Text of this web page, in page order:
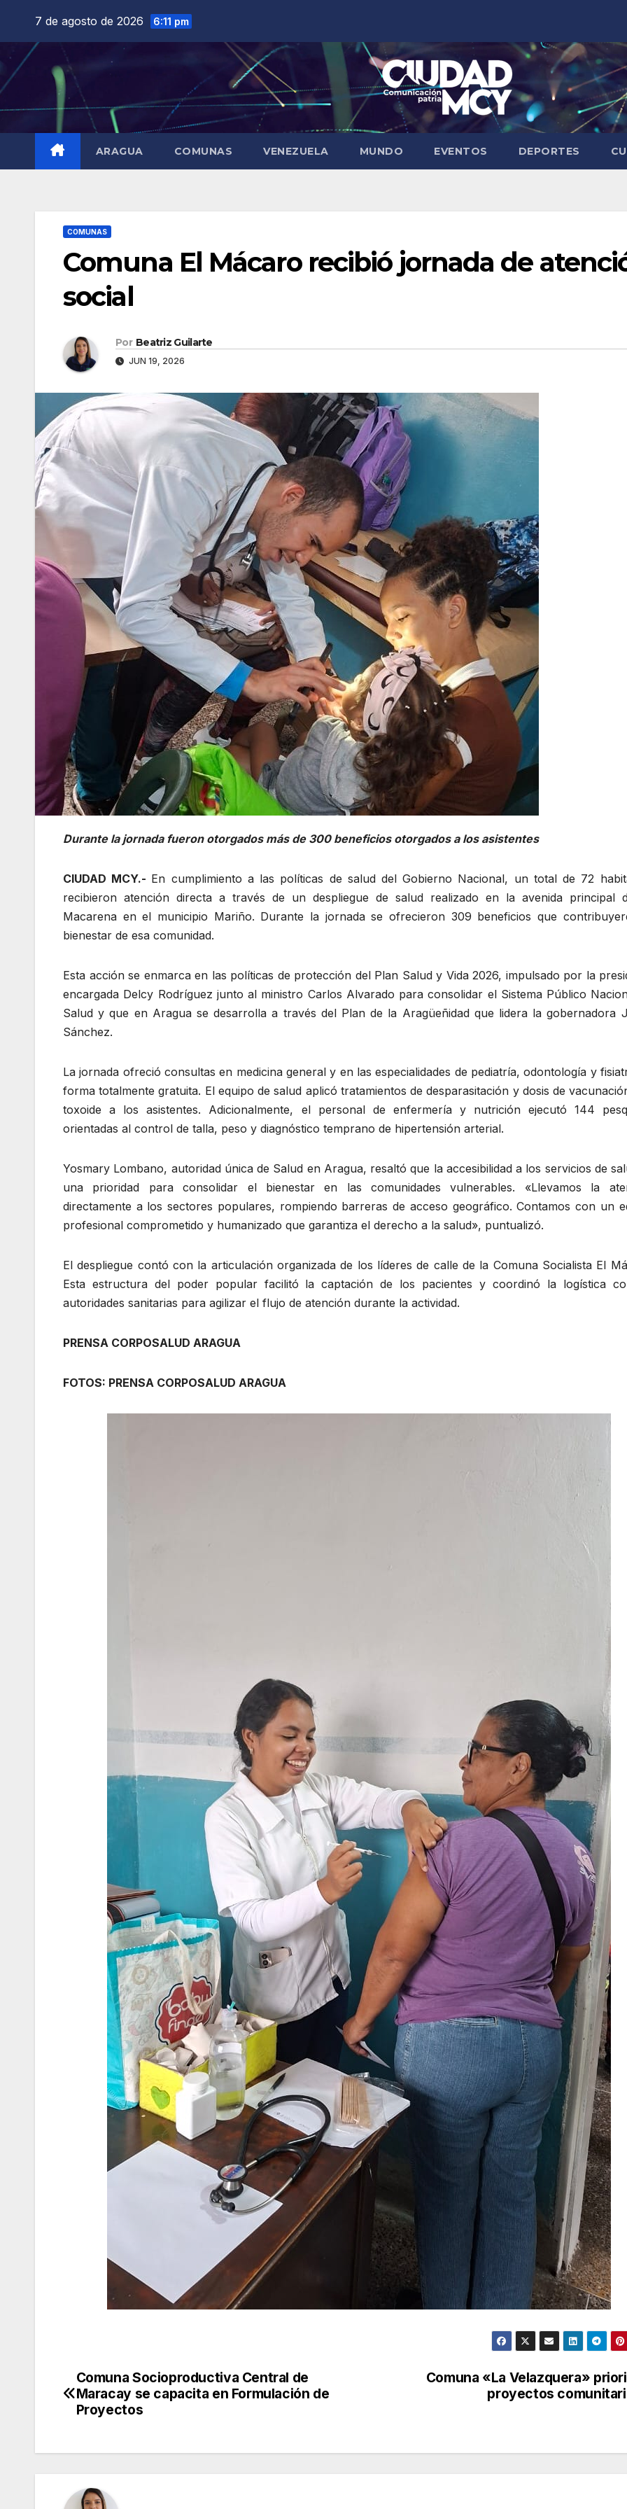
contenido
7 de agosto de 2026 6:11 pm
ARAGUA COMUNAS VENEZUELA MUNDO EVENTOS DEPORTES
COMUNAS
Comuna El Mácaro recibió jornada de
social
Por Beatriz Guilarte
JUN 19, 2026
Durante la jornada fueron otorgados más de 300 beneficios otorgados a los asistentes
CIUDAD MCY.- En cumplimiento a las políticas de salud del Gobierno Nacional, un total de 72
recibieron atención directa a través de un despliegue de salud realizado en la avenida principal
Macarena en el municipio Mariño. Durante la jornada se ofrecieron 309 beneficios que
bienestar de esa comunidad.
Esta acción se enmarca en las políticas de protección del Plan Salud y Vida 2026, impulsado por la
encargada Delcy Rodríguez junto al ministro Carlos Alvarado para consolidar el Sistema Público
Salud y que en Aragua se desarrolla a través del Plan de la Aragüeñidad que lidera la gobernadora
Sánchez.
La jornada ofreció consultas en medicina general y en las especialidades de pediatría, odontología y
forma totalmente gratuita. El equipo de salud aplicó tratamientos de desparasitación y dosis de
toxoide a los asistentes. Adicionalmente, el personal de enfermería y nutrición ejecutó 144
orientadas al control de talla, peso y diagnóstico temprano de hipertensión arterial.
Yosmary Lombano, autoridad única de Salud en Aragua, resaltó que la accesibilidad a los servicios de
una prioridad para consolidar el bienestar en las comunidades vulnerables. «Llevamos la
directamente a los sectores populares, rompiendo barreras de acceso geográfico. Contamos con un
profesional comprometido y humanizado que garantiza el derecho a la salud», puntualizó.
El despliegue contó con la articulación organizada de los líderes de calle de la Comuna Socialista El
Esta estructura del poder popular facilitó la captación de los pacientes y coordinó la logística
autoridades sanitarias para agilizar el flujo de atención durante la actividad.
PRENSA CORPOSALUD ARAGUA
FOTOS: PRENSA CORPOSALUD ARAGUA
Navegación
de
Comuna «La Velazquera»
proyectos
Comuna Socioproductiva Central de
Maracay se capacita en Formulación de
Proyectos